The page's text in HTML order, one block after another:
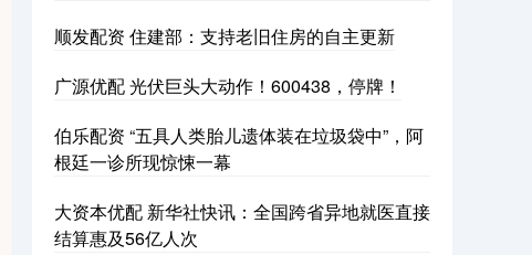
顺发配资 住建部：支持老旧住房的自主更新
广源优配 光伏巨头大动作！600438，停牌！
伯乐配资 “五具人类胎儿遗体装在垃圾袋中”，阿
根廷一诊所现惊悚一幕
大资本优配 新华社快讯：全国跨省异地就医直接
结算惠及56亿人次